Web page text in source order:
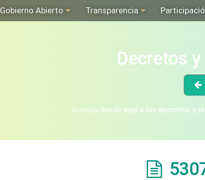
Gobierno Abierto Transparencia
Decretos
Acceda desde aquí a los decretos y